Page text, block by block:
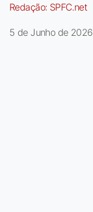
Redação: SPFC.net
5 de Junho de 2026